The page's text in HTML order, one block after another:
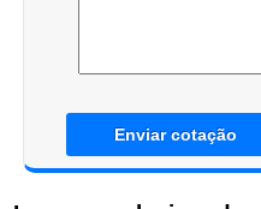
Enviar cotação